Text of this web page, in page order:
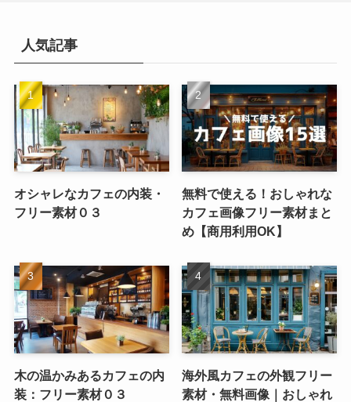
人気記事
オシャレなカフェの内装・
フリー素材０３
無料で使える！おしゃれな
カフェ画像フリー素材まと
め【商用利用OK】
木の温かみあるカフェの内
装：フリー素材０３
海外風カフェの外観フリー
素材・無料画像｜おしゃれ